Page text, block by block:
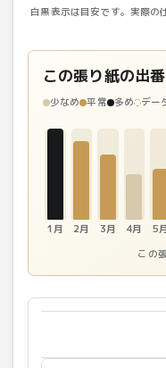
白黒表示は目安です。実際の
この張り紙の出
少なめ 平常 多め デー
1月 2月 3月 4月 5月
この